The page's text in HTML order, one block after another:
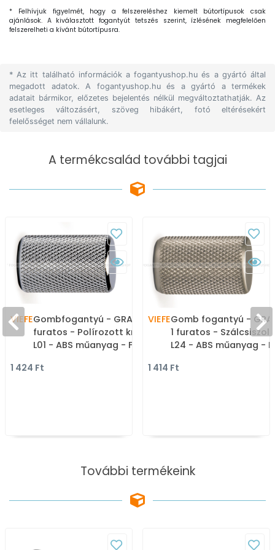
* Felhívjuk figyelmét, hogy a felszereléshez kiemelt bútortípusok csak
ajánlások. A kiválasztott fogantyút tetszés szerint, ízlésének megfelelően
felszerelheti a kívánt bútortípusra.
* Az itt található információk a fogantyushop.hu és a gyártó által
megadott adatok. A fogantyushop.hu és a gyártó a termékek
adatait bármikor, előzetes bejelentés nélkül megváltoztathatják. Az
esetleges változásért, szöveg hibákért, fotó eltérésekért
felelősséget nem vállalunk.
A termékcsalád további tagjai
VIEFEGombfogantyú - GRAF - 1
furatos - Polírozott króm
L01 - ABS műanyag - Fém
bútorgomb (szögletes,
1 424 Ft
VIEFEGomb fogantyú -
1 furatos - Szálcsiszolt
L24 - ABS műanyag -
bútorgomb
1 414 Ft
További termékeink